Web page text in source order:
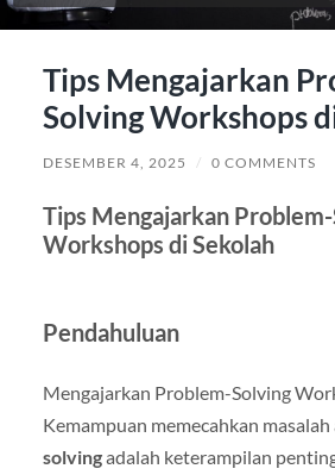
Tips Mengajarkan
Solving Workshops
DESEMBER 4, 2025 / 0 COMMENTS
Tips Mengajarkan
Workshops di Sekolah
Pendahuluan
Mengajarkan Problem-Solving
Kemampuan memecahkan masalah
solvingadalah keterampilan